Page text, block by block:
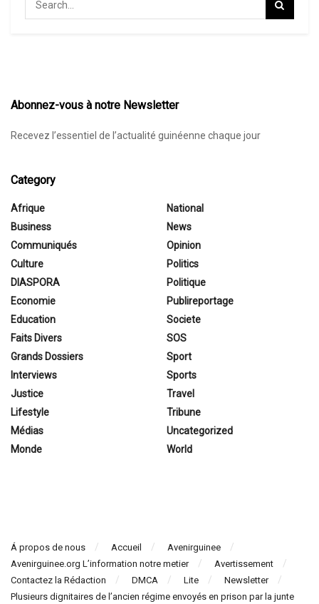
Abonnez-vous à notre Newsletter
Recevez l’essentiel de l’actualité guinéenne chaque jour
Category
Afrique
Business
Communiqués
Culture
DIASPORA
Economie
Education
Faits Divers
Grands Dossiers
Interviews
Justice
Lifestyle
Médias
Monde
National
News
Opinion
Politics
Politique
Publireportage
Societe
SOS
Sport
Sports
Travel
Tribune
Uncategorized
World
Á propos de nous Accueil
Avenirguinee
Avenirguinee.org L’information notre metier
Avertissement
Contactez la Rédaction
DMCA Lite
Newsletter
Plusieurs dignitaires de l’ancien régime envoyés en prison par la junte